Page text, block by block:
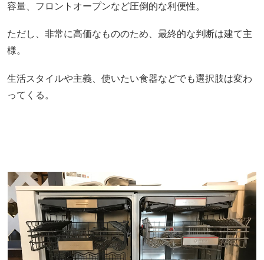
容量、フロントオープンなど圧倒的な利便性。
ただし、非常に高価なもののため、最終的な判断は建て主
様。
生活スタイルや主義、使いたい食器などでも選択肢は変わ
ってくる。